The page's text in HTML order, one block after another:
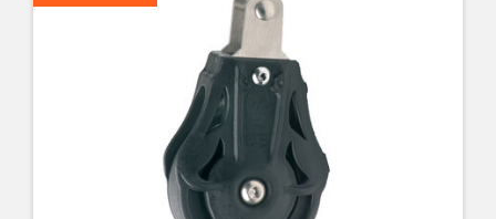
STICKS DE BARRE
GAMMES RONSTAN
PROFURL